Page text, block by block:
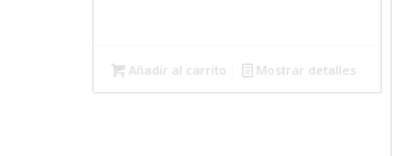
Añadir al carrito Mostrar detalles